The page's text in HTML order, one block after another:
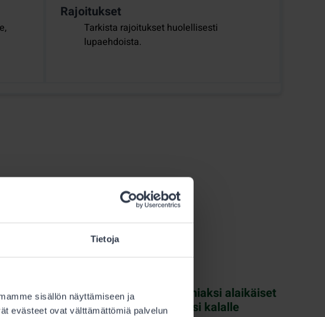
Tietoja
sisällön näyttämiseen ja
evästeet ovat välttämättömiä palvelun
Rajoitukset
Tarkista rajoitukset huolellisesti
lupaehdoista.
Kesäloma alkaa: sen kunniaksi alaikäiset
pääsevät jälleen ilmaiseksi kalalle